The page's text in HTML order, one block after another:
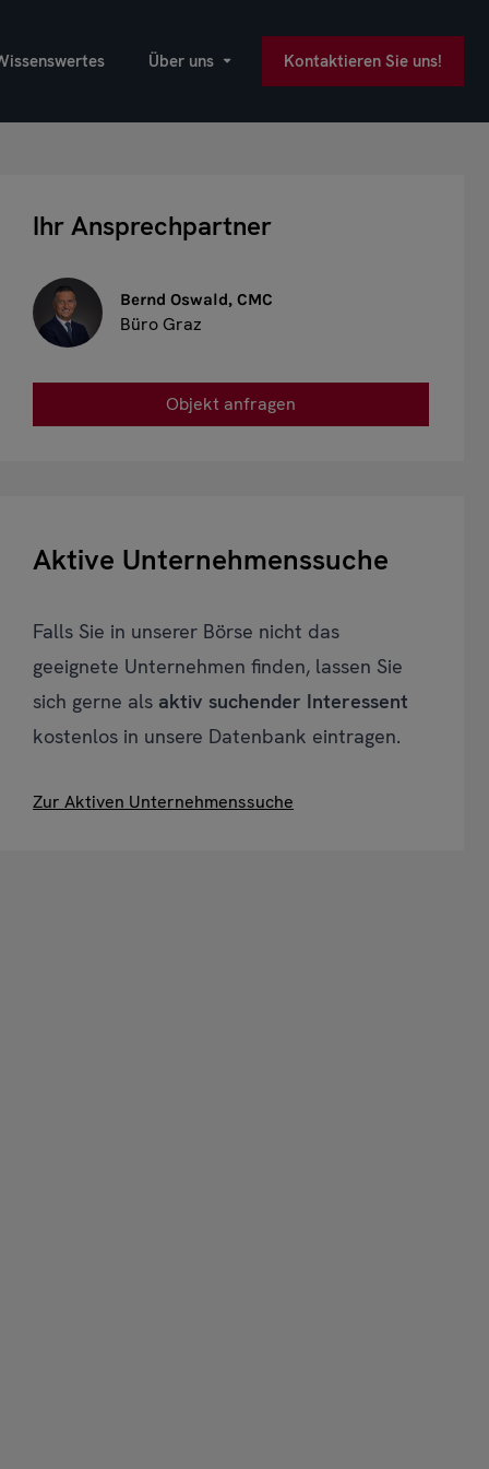
Über uns Kontaktieren Sie uns!
Ihr Ansprechpartner
Bernd Oswald, CMC
Büro Graz
Objekt anfragen
Aktive Unternehmenssuche
Falls Sie in unserer Börse nicht das
geeignete Unternehmen finden, lassen Sie
sich gerne als aktiv suchender Interessent
kostenlos in unsere Datenbank eintragen.
Zur Aktiven Unternehmenssuche